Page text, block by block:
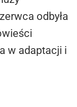
odbyła
w adaptacji i